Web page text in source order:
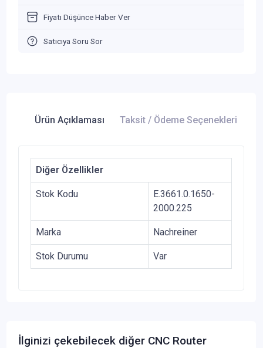
Fiyatı Düşünce Haber Ver
Satıcıya Soru Sor
Ürün Açıklaması Taksit / Ödeme Seçenekleri
Diğer Özellikler
Stok Kodu
E.3661.0.1650-
2000.225
Marka Nachreiner
Stok Durumu Var
İlginizi çekebilecek diğer CNC Router